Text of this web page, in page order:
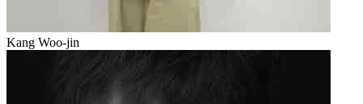
Kang Woo-jin